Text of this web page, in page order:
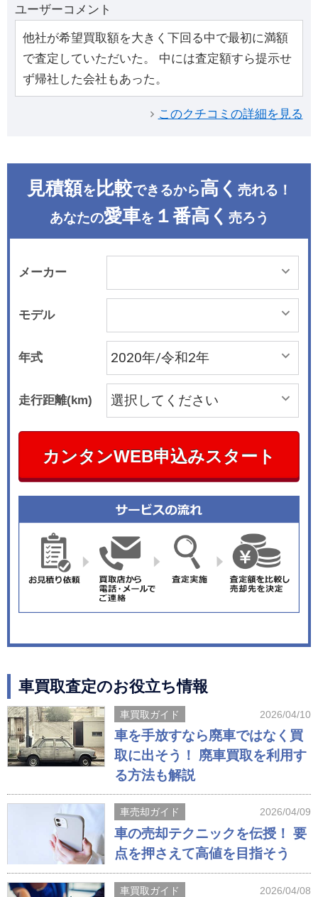
ユーザーコメント
他社が希望買取額を大きく下回る中で最初に満額
で査定していただいた。 中には査定額すら提示せ
ず帰社した会社もあった。
このクチコミの詳細を見る
見積額を 比較できるから高く 売れる！
あなたの愛車を １番高く 売ろう
メーカー
モデル
年式
走行距離(km)
カンタンWEB申込みスタート
車買取査定のお役立ち情報
車買取ガイド 2026/04/10
車を手放すなら廃車ではなく買
取に出そう！ 廃車買取を利用す
る方法も解説
車売却ガイド 2026/04/09
車の売却テクニックを伝授！ 要
点を押さえて高値を目指そう
車買取ガイド 2026/04/08